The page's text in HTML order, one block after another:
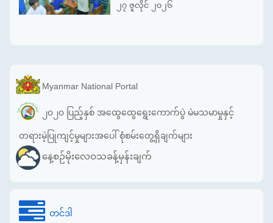
၂၇ ဇူလိုင် ၂၀၂၆
Myanmar National Portal
၂၀၂၀ ပြည့်နှစ် အထွေထွေရွေးကောက်ပွဲ မဲမသမာမှုနှင့်
တရားမဲ့ပြုကျင့်မှုများအပေါ် စုံစမ်းတွေ့ရှိချက်များ
နေ့စဉ်မိုးလေဝသခန့်မှန်းချက်
တင်ဒါ